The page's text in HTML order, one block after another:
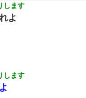
という話をしていた
さと話を切り上げて
｜ワロタあんてな
ケで宝石を買おうと
の様子が微妙におか
します
よ
します